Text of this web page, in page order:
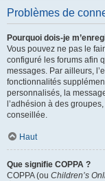
Problèmes de
Pourquoi dois-je
Vous pouvez ne pas le
configuré les forums afin
messages. Par ailleurs,
fonctionnalités
personnalisés, la
l’adhésion à des
conseillée.
Haut
Que signifie COPPA ?
COPPA (ou Children’s